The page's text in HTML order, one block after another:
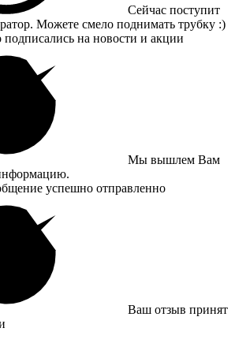
Сейчас поступит
Можете смело поднимать трубку :)
на новости и акции
Мы вышлем Вам
успешно отправленно
Ваш отзыв принят